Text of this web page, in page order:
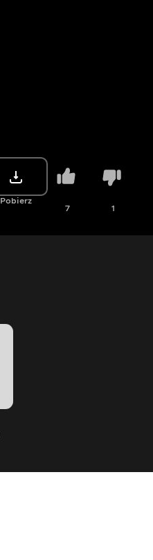
Pobierz
7 1